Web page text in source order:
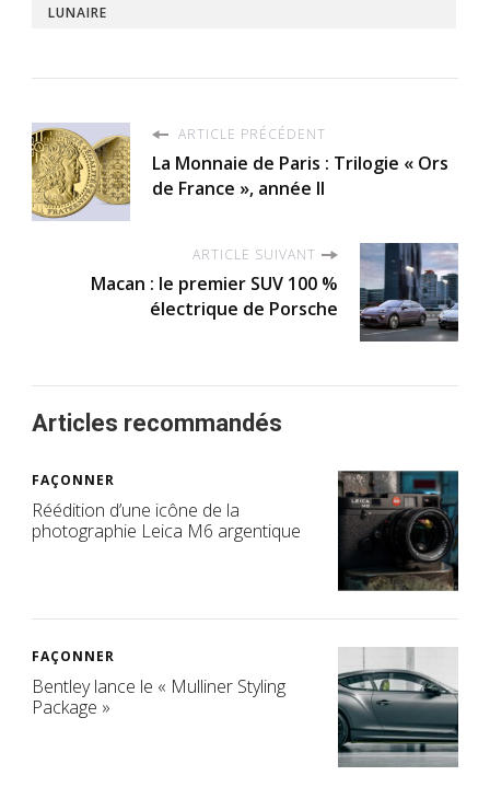
LUNAIRE
ARTICLE PRÉCÉDENT
La Monnaie de Paris : Trilogie « Ors
de France », année II
ARTICLE SUIVANT
Macan : le premier SUV 100 %
électrique de Porsche
Articles recommandés
FAÇONNER
Réédition d’une icône de la
photographie Leica M6 argentique
FAÇONNER
Bentley lance le « Mulliner Styling
Package »